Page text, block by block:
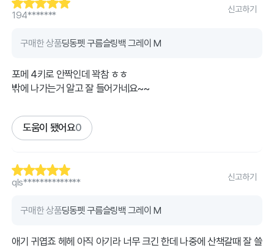
194*******
신고하기
구매한 상품딩동펫 구름슬링백 그레이 M
포메 4키로 안짝인데 꽉참 ㅎㅎ
밖에 나가는거 알고 잘 들어가네요~~
도움이 됐어요0
qls**************
신고하기
구매한 상품딩동펫 구름슬링백 그레이 M
애기 귀엽죠 헤헤 아직 아기라 너무 크긴 한데 나중에 산책갈때 잘 쓸